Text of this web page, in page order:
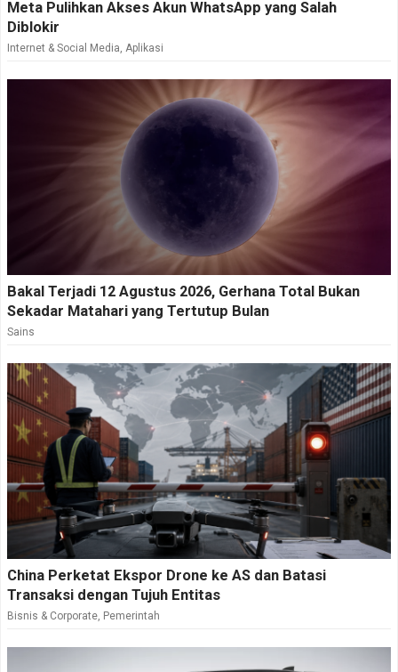
Meta Pulihkan Akses Akun WhatsApp yang Salah
Diblokir
Internet & Social Media Aplikasi
Bakal Terjadi 12 Agustus 2026, Gerhana Total Bukan
Sekadar Matahari yang Tertutup Bulan
Sains
China Perketat Ekspor Drone ke AS dan Batasi
Transaksi dengan Tujuh Entitas
Bisnis & Corporate Pemerintah